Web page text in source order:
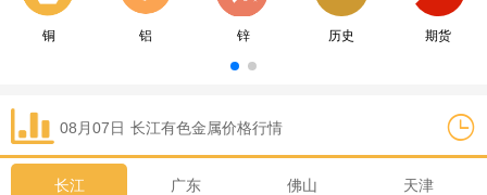
铜 铝 锌 历史 期货
08月07日 长江有色金属价格行情
长江 广东 佛山 天津